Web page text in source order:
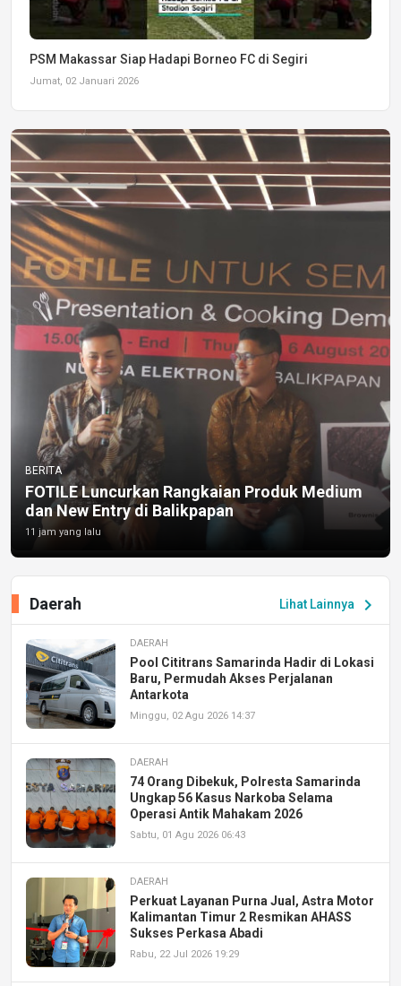
PSM Makassar Siap Hadapi Borneo FC di Segiri
Jumat, 02 Januari 2026
BERITA
FOTILE Luncurkan Rangkaian Produk Medium
dan New Entry di Balikpapan
11 jam yang lalu
Lihat Lainnya chevron_right
Daerah
DAERAH
Pool Cititrans Samarinda Hadir di Lokasi
Baru, Permudah Akses Perjalanan
Antarkota
Minggu, 02 Agu 2026 14:37
DAERAH
74 Orang Dibekuk, Polresta Samarinda
Ungkap 56 Kasus Narkoba Selama
Operasi Antik Mahakam 2026
Sabtu, 01 Agu 2026 06:43
DAERAH
Perkuat Layanan Purna Jual, Astra Motor
Kalimantan Timur 2 Resmikan AHASS
Sukses Perkasa Abadi
Rabu, 22 Jul 2026 19:29